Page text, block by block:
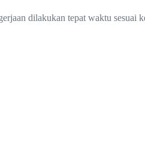
dilakukan tepat waktu sesuai